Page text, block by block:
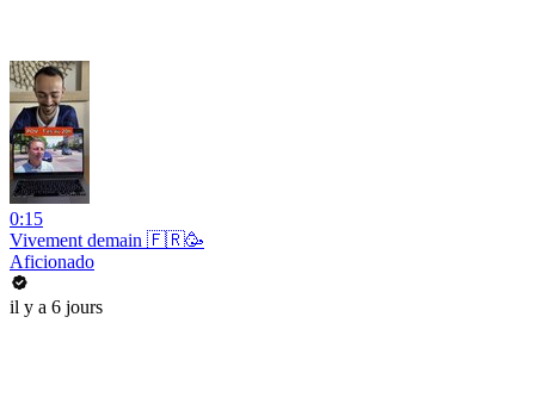
0:15
Vivement demain 🇫🇷🥳
Aficionado
il y a 6 jours